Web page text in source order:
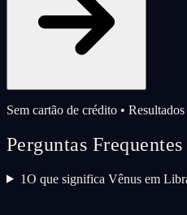
Sem cartão de crédito •
Perguntas Frequentes
1O que significa Vênus em